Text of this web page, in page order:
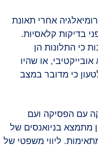
אחרי תאונת
בדיקות קלאסיות.
כי התלונות הן
או שהיו
כי מדובר במצב
עם הפסיקה ועם
מתמצא בניואנסים של
ליווי משפטי של